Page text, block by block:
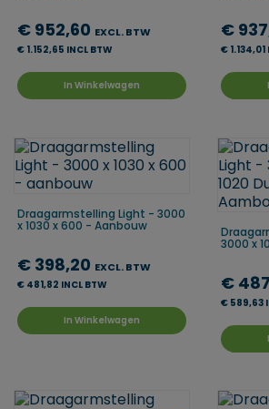
€ 952,60 EXCL. BTW
€ 1.152,65 INCL BTW
In Winkelwagen
€
€ 1.134,01
Draagarmstelling Light - 3000
x 1030 x 600 - Aanbouw
€ 398,20 EXCL. BTW
€ 481,82 INCL BTW
In Winkelwagen
3000 x
€
€ 589,63